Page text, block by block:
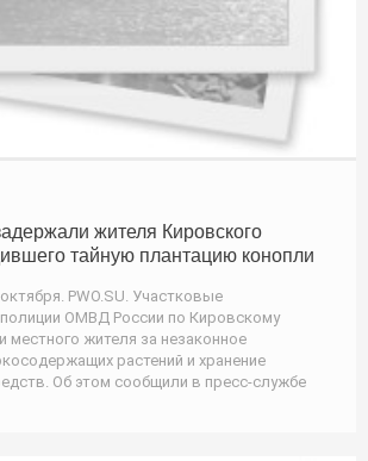
жителя Кировского
тайную плантацию конопли
PWO.SU. Участковые
ОМВД России по Кировскому
местного жителя за незаконное
растений и хранение
Об этом сообщили в пресс-службе